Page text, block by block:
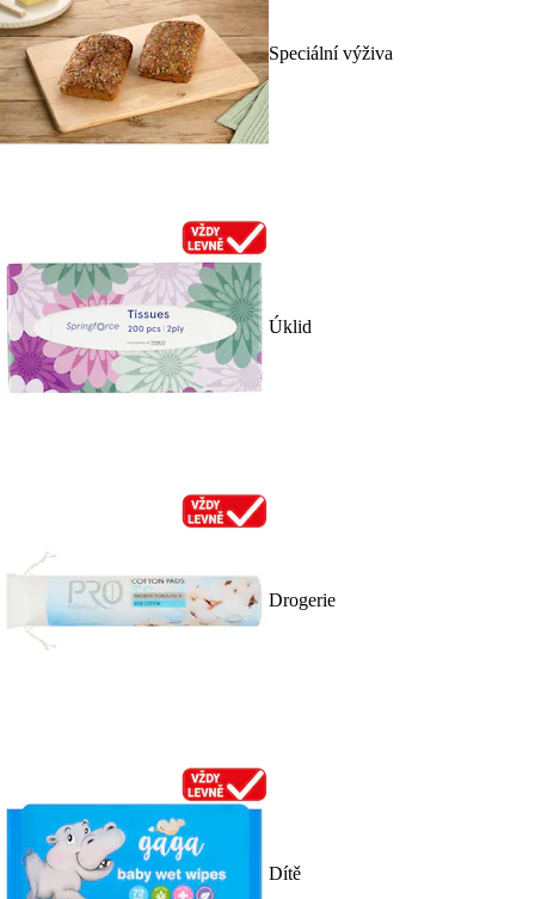
Speciální výživa
Úklid
Drogerie
Dítě